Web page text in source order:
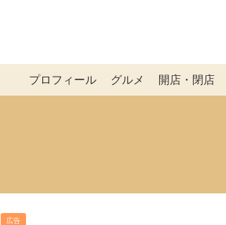
プロフィール グルメ 開店・閉店
広告